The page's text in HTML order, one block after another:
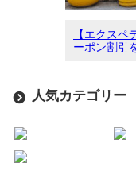
【エクス
ーポン割引
人気カテゴリー